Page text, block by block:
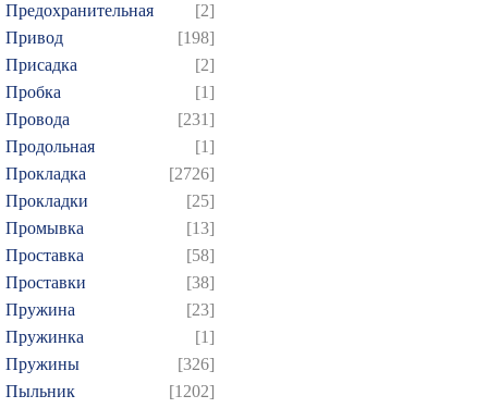
Предохранительная
[2]
Привод
[198]
Присадка
[2]
Пробка
[1]
Провода
[231]
Продольная
[1]
Прокладка
[2726]
Прокладки
[25]
Промывка
[13]
Проставка
[58]
Проставки
[38]
Пружина
[23]
Пружинка
[1]
Пружины
[326]
Пыльник
[1202]